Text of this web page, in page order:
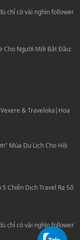
chỉ có vài nghìn follower
Cho Người Mới Bắt Đầu:
& Traveloka|Hoa
Mùa Du Lịch Cho Hội
Chiến Dịch Travel Ra Số
chỉ có vài nghìn follower